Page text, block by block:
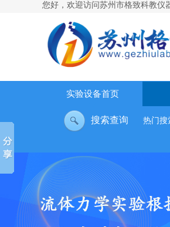
您好，欢迎访问苏州市格致科教仪
实验设备首页
大容器内水沸腾放热试验台热门搜
搜索查询